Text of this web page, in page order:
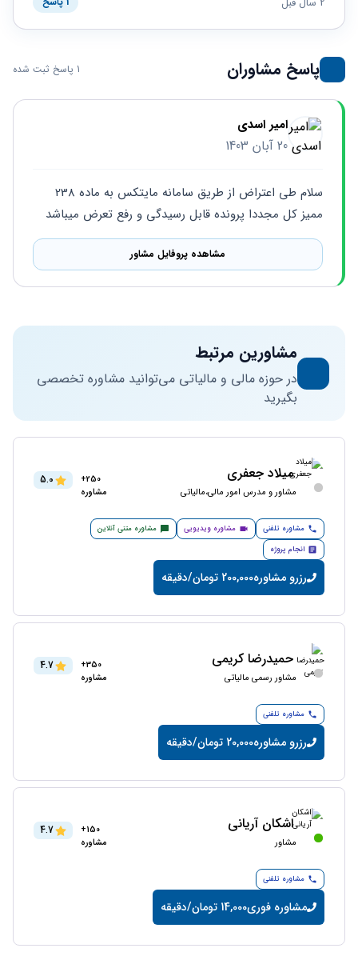
مهریه
حقوقی
خانواده
حقوقی
کسب
و کار
سئو و
سازی
سایت
شرکت
پاسخ مشاوران 1 پاسخ ثبت شده
امیر اسدی
20 آبان 1403
ممیز کل مجددا پرونده قابل رسیدگی و رفع تعرض میباشد
مشاهده پروفایل مشاور
مشاورین مرتبط
در حوزه مالی و مالیاتی می‌توانید مشاوره تخصصی
بگیرید
میلاد جعفری
مشاور و مدرس امور مالی،مالیاتی
250+
مشاوره
5.0
مشاوره تلفنی مشاوره ویدیویی
مشاوره متنی آنلاین
انجام پروژه
رزرو مشاوره200,000 تومان/دقیقه
حمیدرضا کریمی
مشاور رسمی مالیاتی
350+
مشاوره
4.7
مشاوره تلفنی
رزرو مشاوره20,000 تومان/دقیقه
اشکان آریانی
مشاور
150+
مشاوره
4.7
مشاوره تلفنی
مشاوره فوری14,000 تومان/دقیقه